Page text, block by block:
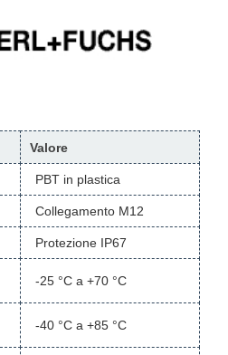
Valore
PBT in plastica
Collegamento M12
Protezione IP67
-25 °C a +70 °C
-40 °C a +85 °C